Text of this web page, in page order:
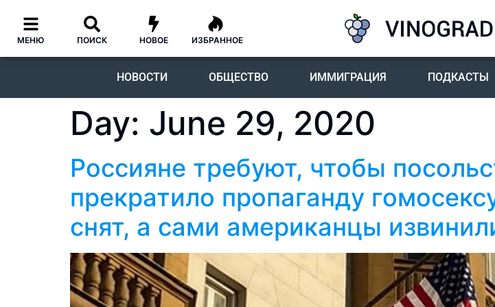
МЕНЮ ПОИСК НОВОЕ ИЗБРАННОЕ
НОВОСТИ ОБЩЕСТВО ИММИГРАЦИЯ ПОДКАСТЫ
Day: June 29, 2020
Россияне требуют, чтобы
прекратило пропаганду
снят, а сами американцы